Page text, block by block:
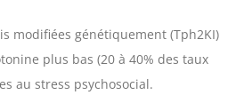
modifiées génétiquement (Tph2KI)
plus bas (20 à 40% des taux
au stress psychosocial.